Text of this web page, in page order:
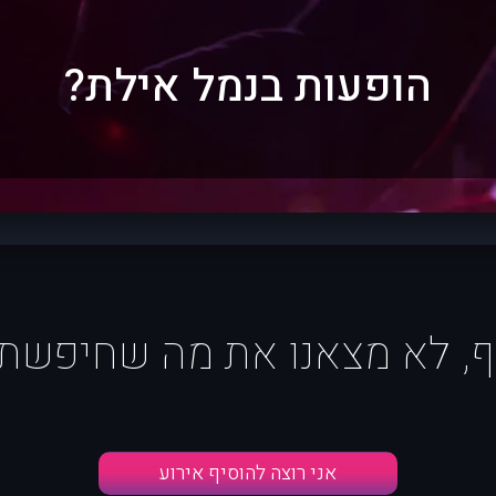
הופעות בנמל אילת?
לא מצאנו את מה
אני רוצה להוסיף אירוע